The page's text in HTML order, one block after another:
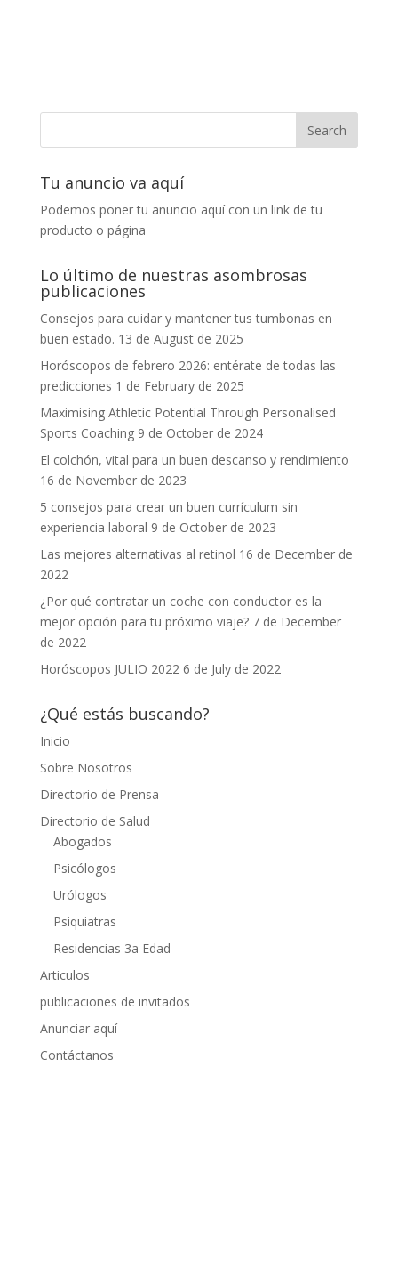
Tu anuncio va aquí
Podemos poner tu anuncio aquí con un link de tu
producto o página
Lo último de nuestras asombrosas
publicaciones
Consejos para cuidar y mantener tus tumbonas en
buen estado. 13 de August de 2025
Horóscopos de febrero 2026: entérate de todas las
predicciones 1 de February de 2025
Maximising Athletic Potential Through Personalised
Sports Coaching 9 de October de 2024
El colchón, vital para un buen descanso y rendimiento
16 de November de 2023
5 consejos para crear un buen currículum sin
experiencia laboral 9 de October de 2023
Las mejores alternativas al retinol 16 de December de
2022
¿Por qué contratar un coche con conductor es la
mejor opción para tu próximo viaje? 7 de December
de 2022
Horóscopos JULIO 2022 6 de July de 2022
¿Qué estás buscando?
Inicio
Sobre Nosotros
Directorio de Prensa
Directorio de Salud
Abogados
Psicólogos
Urólogos
Psiquiatras
Residencias 3a Edad
Articulos
publicaciones de invitados
Anunciar aquí
Contáctanos